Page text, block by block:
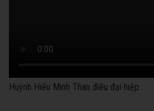
Huỳnh Hiểu Minh Than điêu đại hiệp